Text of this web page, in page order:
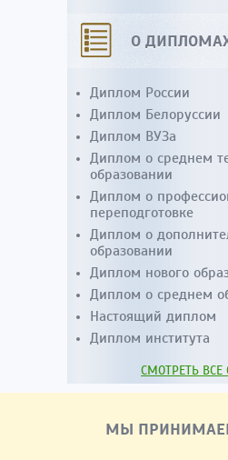
О
Диплом России
Диплом Белоруссии
Диплом ВУЗа
Диплом о среднем
образовании
Диплом о
переподготовке
Диплом о
образовании
Диплом нового
Диплом о среднем
Настоящий диплом
Диплом института
СМОТРЕТЬ ВСЕ
МЫ